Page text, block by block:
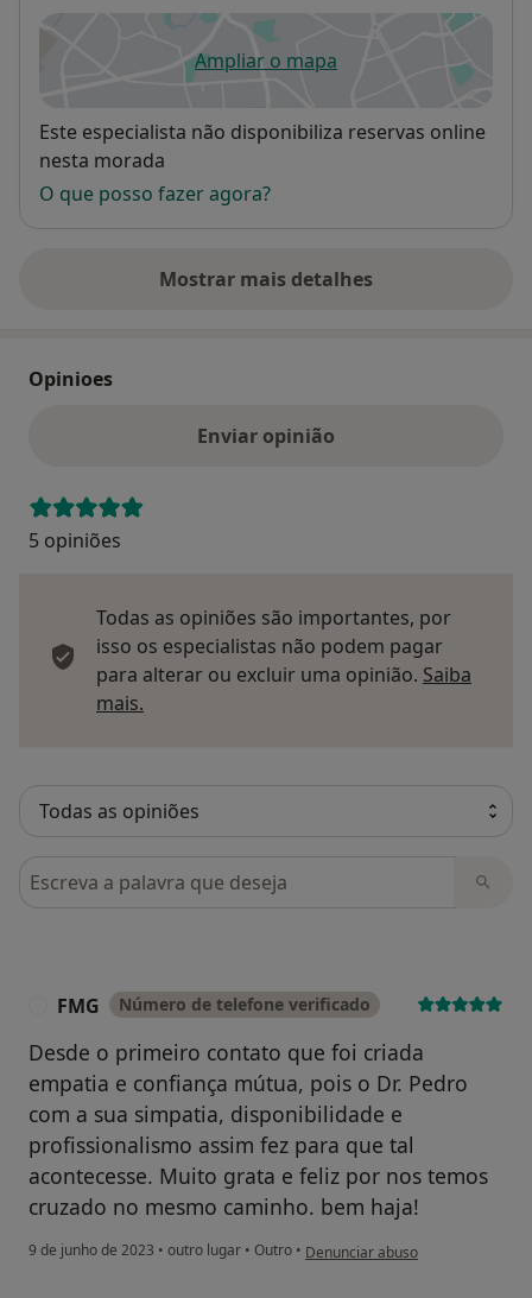
Ampliar o mapaabre num novo separador
Disponibilidade
Este especialista não disponibiliza reservas online
nesta morada
O que posso fazer agora?
Mostrar mais detalhes
sobre o endereço
Opinioes
Enviar opinião
5 opiniões
Todas as opiniões são importantes, por
isso os especialistas não podem pagar
para alterar ou excluir uma opinião. Saiba
mais.
Pesquisar em opiniões
FMG Número de telefone verificado
Desde o primeiro contato que foi criada
empatia e confiança mútua, pois o Dr. Pedro
com a sua simpatia, disponibilidade e
profissionalismo assim fez para que tal
acontecesse. Muito grata e feliz por nos temos
cruzado no mesmo caminho. bem haja!
9 de junho de 2023 • outro lugar • Outro • na opinião do utilizador FMG
Denunciar abuso